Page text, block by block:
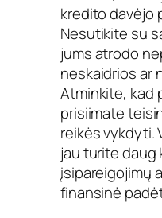
kredito davėjo
Nesutikite su
jums atrodo
neskaidrios ar
Atminkite, kad
prisiimate
reikės vykdyti.
jau turite daug
įsipareigojimų
finansinė